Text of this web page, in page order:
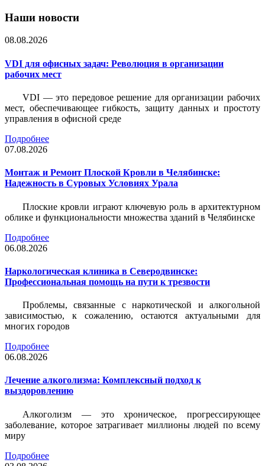
Наши новости
08.08.2026
VDI для офисных задач: Революция в организации
рабочих мест
VDI — это передовое решение для организации рабочих
мест, обеспечивающее гибкость, защиту данных и простоту
управления в офисной среде
Подробнее
07.08.2026
Монтаж и Ремонт Плоской Кровли в Челябинске:
Надежность в Суровых Условиях Урала
Плоские кровли играют ключевую роль в архитектурном
облике и функциональности множества зданий в Челябинске
Подробнее
06.08.2026
Наркологическая клиника в Северодвинске:
Профессиональная помощь на пути к трезвости
Проблемы, связанные с наркотической и алкогольной
зависимостью, к сожалению, остаются актуальными для
многих городов
Подробнее
06.08.2026
Лечение алкоголизма: Комплексный подход к
выздоровлению
Алкоголизм — это хроническое, прогрессирующее
заболевание, которое затрагивает миллионы людей по всему
миру
Подробнее